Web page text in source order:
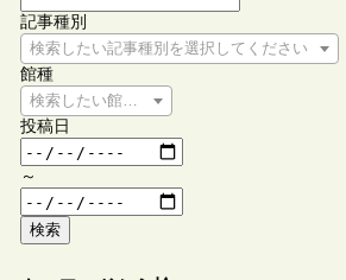
記事種別
検索したい記事種別を選択してください
館種
検索したい館種を選択してください
投稿日
～
検索